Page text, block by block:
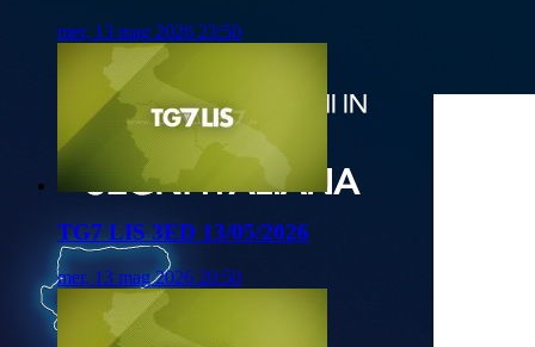
mer, 13 mag 2026 23:50
TG7 LIS 3ED 13/05/2026
mer, 13 mag 2026 20:50